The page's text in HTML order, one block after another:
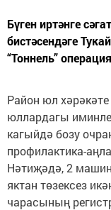
Бүген иртәнге
бистәсендәге
“Тоннель”
Район юл
юллардагы
кагыйдә бозу
профилактика-
Нәтиҗәдә, 2
яктан төзексез
чарасының